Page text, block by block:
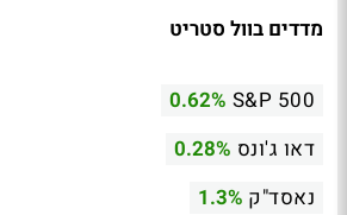
מדדים בוול סטריט
S&P 500
0.62%
דאו ג'ונס 0.28%
נאסד"ק 1.3%